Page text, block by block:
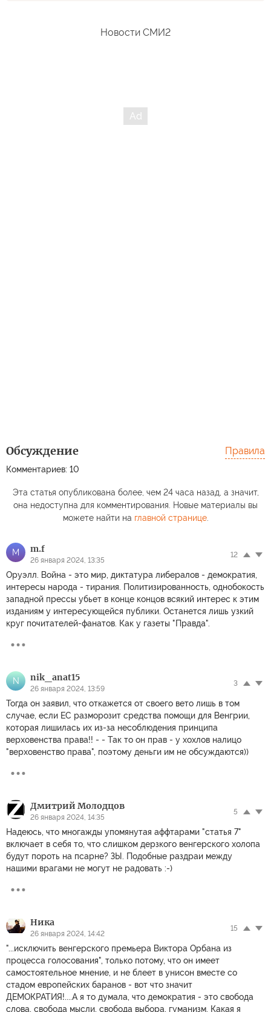
Новости СМИ2
Обсуждение
Комментариев: 10
Правила
Эта статья опубликована более, чем 24 часа назад, а значит,
она недоступна для комментирования. Новые материалы вы
можете найти на главной странице.
M m.f
26 января 2024, 13:35
12
Оруэлл. Война - это мир, диктатура либералов - демократия,
интересы народа - тирания. Политизированность, однобокость
западной прессы убьет в конце концов всякий интерес к этим
изданиям у интересующейся публики. Останется лишь узкий
круг почитателей-фанатов. Как у газеты "Правда".
N nik_anat15
26 января 2024, 13:59
3
Тогда он заявил, что откажется от своего вето лишь в том
случае, если ЕС разморозит средства помощи для Венгрии,
которая лишилась их из-за несоблюдения принципа
верховенства права!! - - Так то он прав - у хохлов налицо
"верховенство права", поэтому деньги им не обсуждаются))
Дмитрий Молодцов
26 января 2024, 14:35
5
Надеюсь, что многажды упомянутая аффтарами "статья 7"
включает в себя то, что слишком дерзкого венгерского холопа
будут пороть на псарне? ЗЫ. Подобные раздраи между
нашими врагами не могут не радовать :-)
Ника
26 января 2024, 14:42
15
"...исключить венгерского премьера Виктора Орбана из
процесса голосования", только потому, что он имеет
самостоятельное мнение, и не блеет в унисон вместе со
стадом европейских баранов - вот что значит
ДЕМОКРАТИЯ!....А я то думала, что демократия - это свобода
слова, свобода мысли, свобода выбора, гуманизм. Какая я